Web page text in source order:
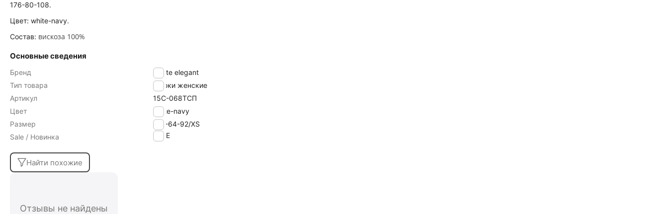
176-80-108.
Цвет: white-navy.
Состав: вискоза 100%
Основные сведения
Бренд
Conte elegant
Тип товара
Брюки женские
Артикул
15С-068ТСП
Цвет
white-navy
Размер
176-64-92/XS
Sale / Новинка
SALE
Найти похожие
Отзывы не найдены